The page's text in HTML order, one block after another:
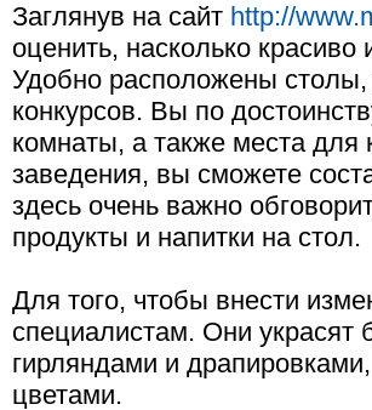
Заглянув на сайт http://
оценить, насколько
Удобно расположены
конкурсов. Вы по
комнаты, а также места
заведения, вы сможете
здесь очень важно
продукты и напитки на стол.
Для того, чтобы внести
специалистам. Они украсят
гирляндами и
цветами.